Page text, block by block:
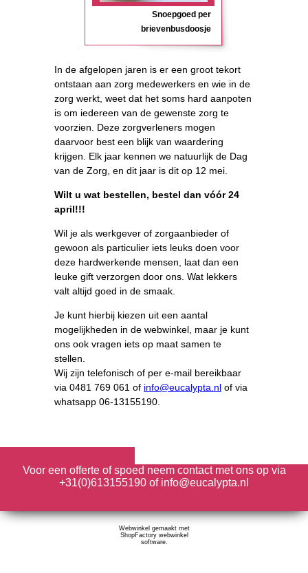
Snoepgoed per
brievenbusdoosje
In de afgelopen jaren is er een groot tekort
ontstaan aan zorg medewerkers en wie in de
zorg werkt, weet dat het soms hard aanpoten
is om iedereen van de gewenste zorg te
voorzien. Deze zorgverleners mogen
daarvoor best een blijk van waardering
krijgen. Elk jaar kennen we natuurlijk de Dag
van de Zorg, en dit jaar is dit op 12 mei.
Wilt u wat bestellen, bestel dan vóór 24
april!!!
Wil je als werkgever of zorgaanbieder of
gewoon als particulier iets leuks doen voor
deze hardwerkende mensen, laat dan een
leuke gift verzorgen door ons. Wat lekkers
valt altijd goed in de smaak.
Je kunt hierbij kiezen uit een aantal
mogelijkheden in de webwinkel, maar je kunt
ons ook vragen iets op maat samen te
stellen.
Wij zijn telefonisch of per e-mail bereikbaar
via 0481 769 061 of info@eucalypta.nl of via
whatsapp 06-13155190.
Voor een offerte of spoed neem contact met ons op via
+31(0)613155190 of info@eucalypta.nl
Webwinkel gemaakt met
ShopFactory webwinkel
software.